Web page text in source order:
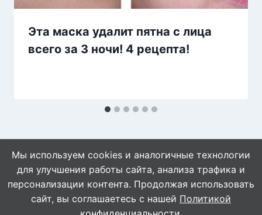
Эта маска удалит пятна с лица
всего за 3 ночи! 4 рецепта!
© 2026 Naget.Ru
Мы используем cookies и аналогичные технологии
для улучшения работы сайта, анализа трафика и
персонализации контента. Продолжая использовать
сайт, вы соглашаетесь с нашей Политикой